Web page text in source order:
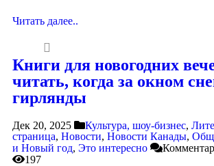
Читать далее..
Книги для новогодних
читать, когда за окном
гирлянды
Дек 20, 2025 Культура, шоу-бизнес,
страница, Новости, Новости Канады,
и Новый год, Это интересно
197